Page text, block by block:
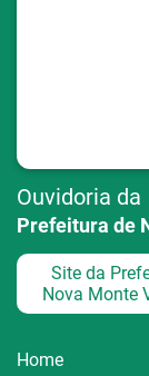
Ouvidoria da
Prefeitura de
Site da
Nova Monte
Home